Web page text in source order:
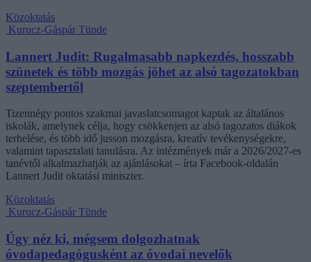
Közoktatás
Kurucz-Gáspár Tünde
Lannert Judit: Rugalmasabb napkezdés, hosszabb
szünetek és több mozgás jöhet az alsó tagozatokban
szeptembertől
Tizennégy pontos szakmai javaslatcsomagot kaptak az általános
iskolák, amelynek célja, hogy csökkenjen az alsó tagozatos diákok
terhelése, és több idő jusson mozgásra, kreatív tevékenységekre,
valamint tapasztalati tanulásra. Az intézmények már a 2026/2027-es
tanévtől alkalmazhatják az ajánlásokat – írta Facebook-oldalán
Lannert Judit oktatási miniszter.
Közoktatás
Kurucz-Gáspár Tünde
Úgy néz ki, mégsem dolgozhatnak
óvodapedagógusként az óvodai nevelők